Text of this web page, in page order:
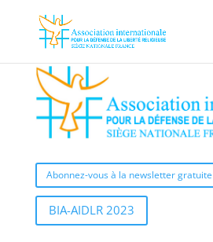
Abonnez-vous à la newsletter gratuite
BIA-AIDLR 2023